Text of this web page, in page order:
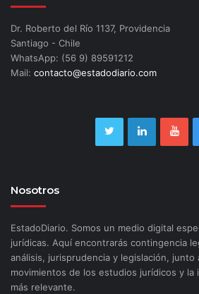
Dr. Roberto del Río 1137, Providencia
Santiago - Chile
WhatsApp: (56 9) 89591212
Mail: contacto@estadodiario.com
Nosotros
EstadoDiario. Somos un medio digital
jurídicas. Aquí encontrarás contingencia
análisis, jurisprudencia y legislación, junto
movimientos de los estudios jurídicos y la
más relevante.